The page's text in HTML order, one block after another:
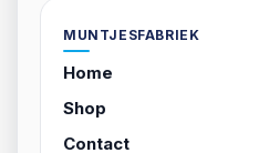
MUNTJESFABRIEK
Home
Shop
Contact